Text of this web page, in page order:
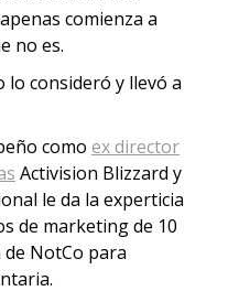
comienza a
no es.
lo consideró y llevó a
como ex director
Activision Blizzard y
le da la experticia
de marketing de 10
NotCo para